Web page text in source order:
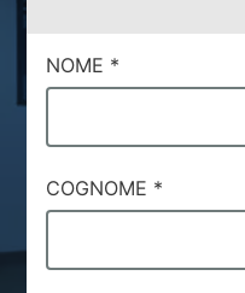
NOME *
COGNOME *